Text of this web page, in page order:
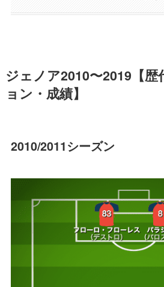
ジェノア2010〜2019【
ョン・成績】
2010/2011シーズン